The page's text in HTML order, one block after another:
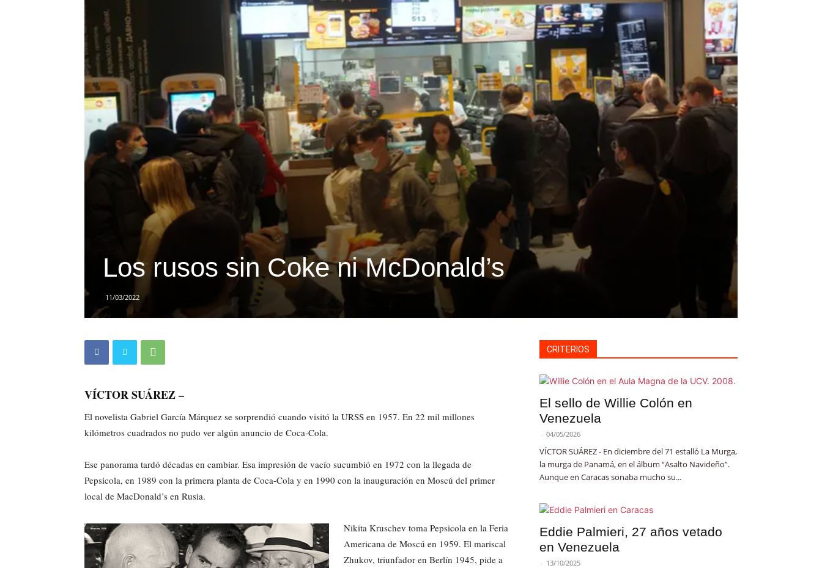
Los rusos sin Coke ni McDonald’s
11/03/2022
VÍCTOR SUÁREZ –
El novelista Gabriel García Márquez se sorprendió cuando visitó la URSS en 1957. En 22 mil millones
kilómetros cuadrados no pudo ver algún anuncio de Coca-Cola.
Ese panorama tardó décadas en cambiar. Esa impresión de vacío sucumbió en 1972 con la llegada de
Pepsicola, en 1989 con la primera planta de Coca-Cola y en 1990 con la inauguración en Moscú del primer
local de MacDonald’s en Rusia.
Nikita Kruschev toma Pepsicola en la Feria
Americana de Moscú en 1959. El mariscal
Zhukov, triunfador en Berlín 1945, pide a
CRITERIOS
El sello de Willie Colón en
Venezuela
- 04/05/2026
VÍCTOR SUÁREZ - En diciembre del 71 estalló La Murga,
la murga de Panamá, en el álbum “Asalto Navideño”.
Aunque en Caracas sonaba mucho su...
Eddie Palmieri, 27 años vetado
en Venezuela
- 13/10/2025